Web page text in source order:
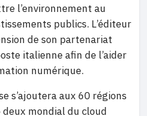
l’environnement au
publics. L’éditeur
de son partenariat
italienne afin de l’aider
numérique.
s’ajoutera aux 60 régions
mondial du cloud